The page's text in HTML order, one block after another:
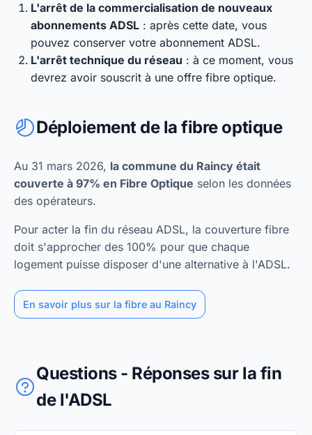
L'arrêt de la commercialisation de nouveaux
abonnements ADSL : après cette date, vous
pouvez conserver votre abonnement ADSL.
L'arrêt technique du réseau : à ce moment, vous
devrez avoir souscrit à une offre fibre optique.
Déploiement de la fibre optique
Au 31 mars 2026, la commune du Raincy était
couverte à 97% en Fibre Optique selon les données
des opérateurs.
Pour acter la fin du réseau ADSL, la couverture fibre
doit s'approcher des 100% pour que chaque
logement puisse disposer d'une alternative à l'ADSL.
En savoir plus sur la fibre au Raincy
Questions - Réponses sur la fin
de l'ADSL